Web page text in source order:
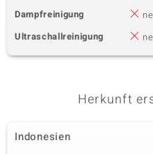
Dampfreinigung
Ultraschallreinigung
Herkunft
Indonesien